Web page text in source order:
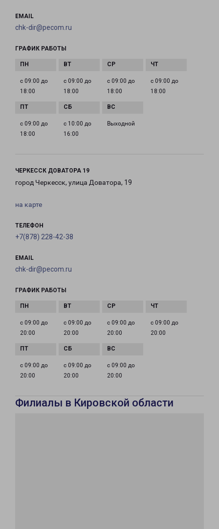
EMAIL
chk-dir@pecom.ru
ГРАФИК РАБОТЫ
с 09:00 до
18:00
с 09:00 до
18:00
с 09:00 до
18:00
с 09:00 до
18:00
с 09:00 до
18:00
с 10:00 до
16:00
Выходной
ЧЕРКЕССК ДОВАТОРА 19
город Черкесск, улица Доватора, 19
на карте
ТЕЛЕФОН
+7(878) 228-42-38
EMAIL
chk-dir@pecom.ru
ГРАФИК РАБОТЫ
с 09:00 до
20:00
с 09:00 до
20:00
с 09:00 до
20:00
с 09:00 до
20:00
с 09:00 до
20:00
с 09:00 до
20:00
с 09:00 до
20:00
Филиалы в Кировской области